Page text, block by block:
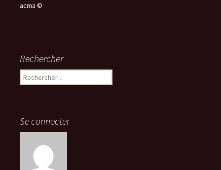
acma ©
Rechercher
Rechercher :
Se connecter